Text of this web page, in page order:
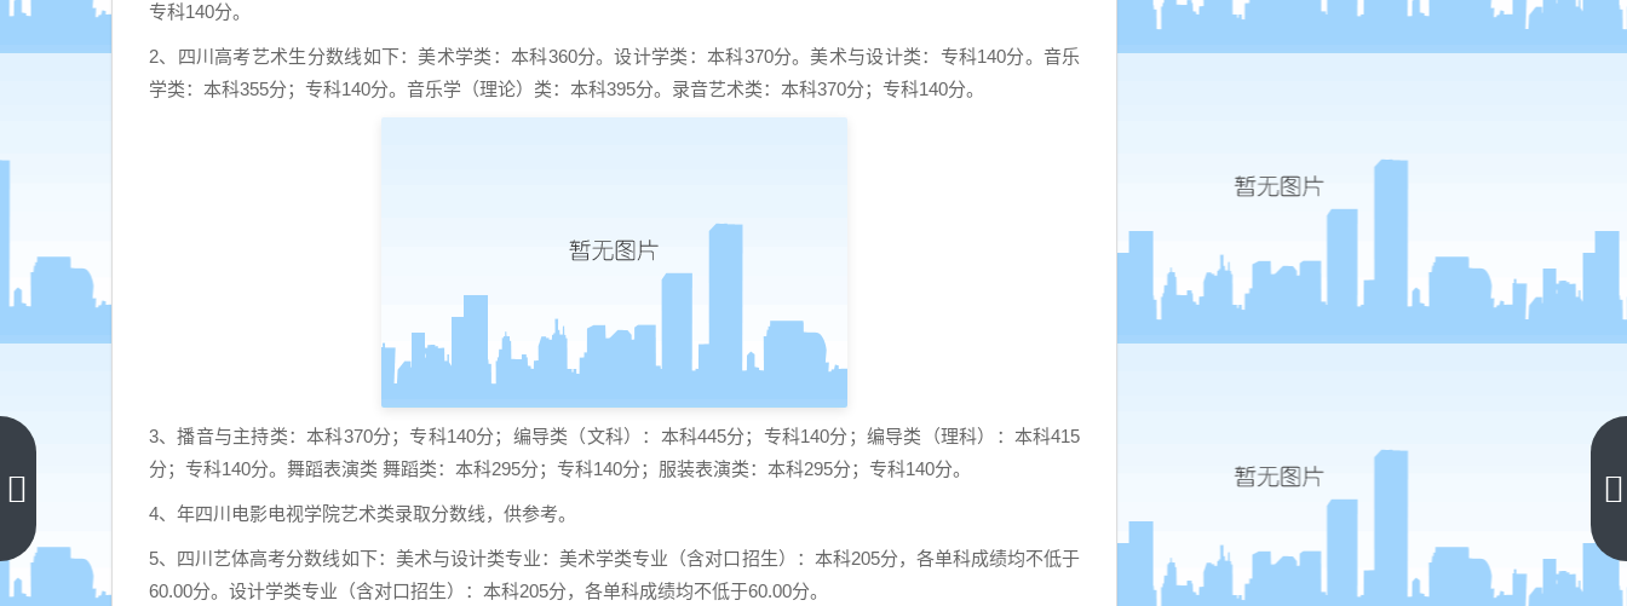
专科140分。
2、四川高考艺术生分数线如下：美术学类：本科360分。设计学类：本科370分。美术与设计类：专科140分。音乐
学类：本科355分；专科140分。音乐学（理论）类：本科395分。录音艺术类：本科370分；专科140分。
3、播音与主持类：本科370分；专科140分；编导类（文科）：本科445分；专科140分；编导类（理科）：本科415
分；专科140分。舞蹈表演类 舞蹈类：本科295分；专科140分；服装表演类：本科295分；专科140分。
4、年四川电影电视学院艺术类录取分数线，供参考。
5、四川艺体高考分数线如下：美术与设计类专业：美术学类专业（含对口招生）：本科205分，各单科成绩均不低于
60.00分。设计学类专业（含对口招生）：本科205分，各单科成绩均不低于60.00分。
线
（厦
等
级
篇